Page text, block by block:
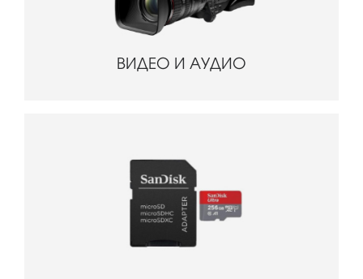
ВИДЕО И АУДИО